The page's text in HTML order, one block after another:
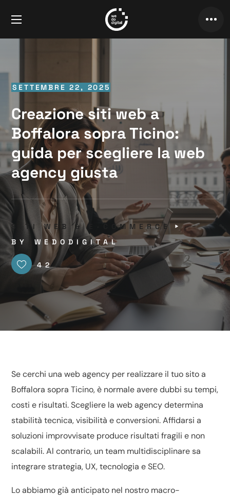
SETTEMBRE 22, 2025
Creazione siti web a
Boffalora sopra Ticino:
guida per scegliere la web
agency giusta
SITI WEB & E-COMMERCE
BY WEDODIGITAL
42
Se cerchi una web agency per realizzare il tuo sito a
Boffalora sopra Ticino, è normale avere dubbi su tempi,
costi e risultati. Scegliere la web agency determina
stabilità tecnica, visibilità e conversioni. Affidarsi a
soluzioni improvvisate produce risultati fragili e non
scalabili. Al contrario, un team multidisciplinare sa
integrare strategia, UX, tecnologia e SEO.
Lo abbiamo già anticipato nel nostro macro-